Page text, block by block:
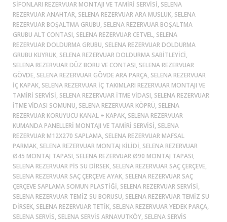
SIFONLARI REZERVUAR MONTAJI VE TAMIRI SERVISI, SELENA
REZERVUAR ANAHTAR, SELENA REZERVUAR ARA MUSLUK, SELENA
REZERVUAR BOŞALTMA GRUBU, SELENA REZERVUAR BOŞALTMA
GRUBU ALT CONTASI, SELENA REZERVUAR CETVEL, SELENA
REZERVUAR DOLDURMA GRUBU, SELENA REZERVUAR DOLDURMA
GRUBU KUYRUK, SELENA REZERVUAR DOLDURMA SABITLEYICI,
SELENA REZERVUAR DÜZ BORU VE CONTASI, SELENA REZERVUAR
GÖVDE, SELENA REZERVUAR GÖVDE ARA PARÇA, SELENA REZERVUAR
IÇ KAPAK, SELENA REZERVUAR IÇ TAKIMLARI REZERVUAR MONTAJI VE
TAMIRI SERVISI, SELENA REZERVUAR ITME VIDASI, SELENA REZERVUAR
ITME VIDASI SOMUNU, SELENA REZERVUAR KÖPRÜ, SELENA
REZERVUAR KORUYUCU KANAL + KAPAK, SELENA REZERVUAR
KUMANDA PANELLERI MONTAJI VE TAMIRI SERVISI, SELENA
REZERVUAR M12X270 SAPLAMA, SELENA REZERVUAR MAFSAL
PARMAK, SELENA REZERVUAR MONTAJ KILIDI, SELENA REZERVUAR
Ø45 MONTAJ TAPASI, SELENA REZERVUAR Ø90 MONTAJ TAPASI,
SELENA REZERVUAR PIS SU DIRSEK, SELENA REZERVUAR SAÇ ÇERÇEVE,
SELENA REZERVUAR SAÇ ÇERÇEVE AYAK, SELENA REZERVUAR SAÇ
ÇERÇEVE SAPLAMA SOMUN PLASTIĞI, SELENA REZERVUAR SERVISI,
SELENA REZERVUAR TEMIZ SU BORUSU, SELENA REZERVUAR TEMIZ SU
DIRSEK, SELENA REZERVUAR TETIK, SELENA REZERVUAR YEDEK PARÇA,
SELENA SERVIS, SELENA SERVIS ARNAVUTKÖY, SELENA SERVIS